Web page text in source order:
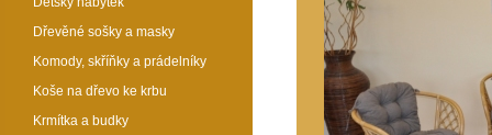
Dřevěné sošky a masky
Komody, skříňky a prádelníky
Koše na dřevo ke krbu
Krmítka a budky